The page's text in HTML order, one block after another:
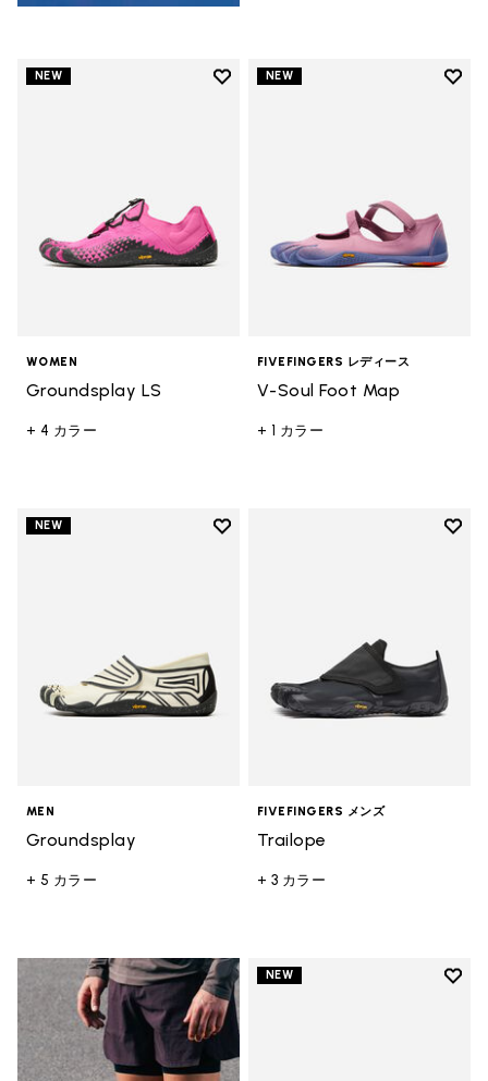
NEW
Add to wishlist
WOMEN
Groundsplay LS
+ 4 カラー
NEW
Add
FIVEFINGERS レディース
V-Soul Foot Map
+ 1 カラー
NEW
Add to wishlist
MEN
Groundsplay
+ 5 カラー
Add
FIVEFINGERS メンズ
Trailope
+ 3 カラー
NEW
Add